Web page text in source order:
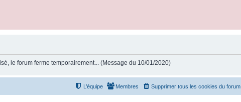
le forum ferme temporairement... (Message du 10/01/2020)
Supprimer tous les cookies du forum
Membres
L’équipe